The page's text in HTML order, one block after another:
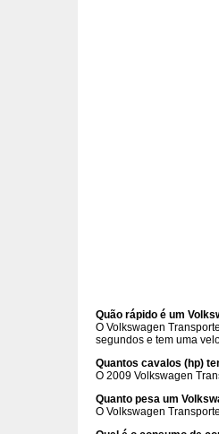
Quão rápido é um
O Volkswagen
segundos e tem uma
Quantos cavalos (hp)
O 2009 Volkswagen
Quanto pesa um
O Volkswagen